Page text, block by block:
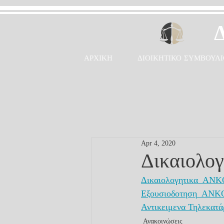
ΑΡΧΙΚΗ ΔΙΟΙΚΗΤΙΚΟ
Apr 4, 2020
Αντικειμενα
Ανακοινώσεις